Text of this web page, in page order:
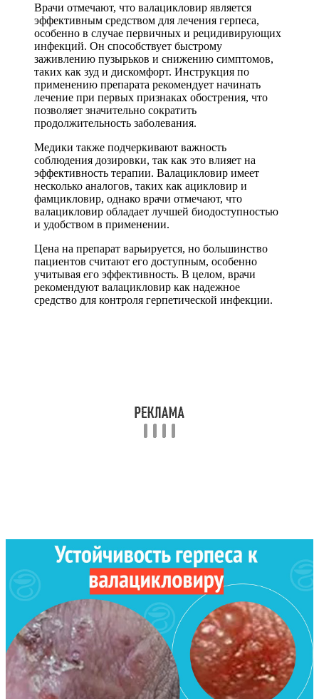
Врачи отмечают, что валацикловир является
эффективным средством для лечения герпеса,
особенно в случае первичных и рецидивирующих
инфекций. Он способствует быстрому
заживлению пузырьков и снижению симптомов,
таких как зуд и дискомфорт. Инструкция по
применению препарата рекомендует начинать
лечение при первых признаках обострения, что
позволяет значительно сократить
продолжительность заболевания.
Медики также подчеркивают важность
соблюдения дозировки, так как это влияет на
эффективность терапии. Валацикловир имеет
несколько аналогов, таких как ацикловир и
фамцикловир, однако врачи отмечают, что
валацикловир обладает лучшей биодоступностью
и удобством в применении.
Цена на препарат варьируется, но большинство
пациентов считают его доступным, особенно
учитывая его эффективность. В целом, врачи
рекомендуют валацикловир как надежное
средство для контроля герпетической инфекции.